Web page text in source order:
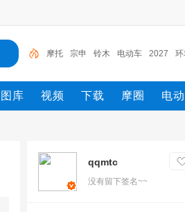
摩托 宗申 铃木 电动车 2027
GP Moto2 摩托车 yamaha
图库 视频 下载 摩圈 电
qqmtc
没有留下签名~~